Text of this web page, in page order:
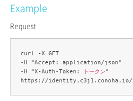
Example
Request
curl -X GET
-H "Accept: application/json"
-H "X-Auth-Token:
トークン"